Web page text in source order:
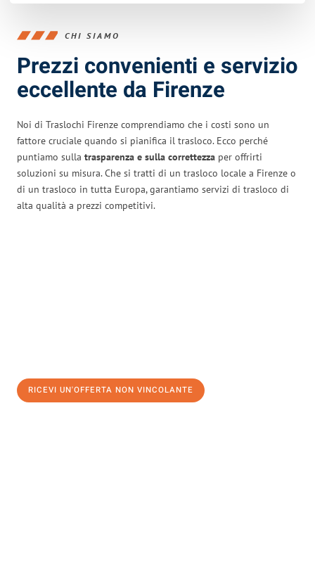
CHI SIAMO
Prezzi convenienti e servizio
eccellente da Firenze
Noi di Traslochi Firenze comprendiamo che i costi sono un
fattore cruciale quando si pianifica il trasloco. Ecco perché
puntiamo sulla trasparenza e sulla correttezza per offrirti
soluzioni su misura. Che si tratti di un trasloco locale a Firenze o
di un trasloco in tutta Europa, garantiamo servizi di trasloco di
alta qualità a prezzi competitivi.
RICEVI UN'OFFERTA NON VINCOLANTE